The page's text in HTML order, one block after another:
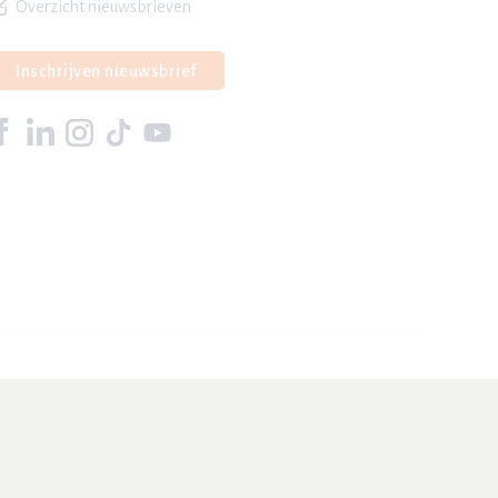
Overzicht nieuwsbrieven
Inschrijven nieuwsbrief